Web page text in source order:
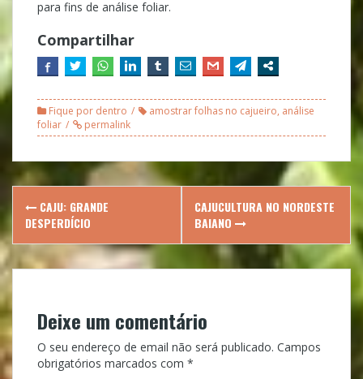
para fins de análise foliar.
Compartilhar
Fique por dentro amostrar folhas no cajueiro, análise
foliar
permalink
Post
navigation
CAJU: GRANDE
DESPERDÍCIO
CAJUCULTURA NO NORDESTE
BAIANO
Deixe um comentário
O seu endereço de email não será publicado. Campos
obrigatórios marcados com *